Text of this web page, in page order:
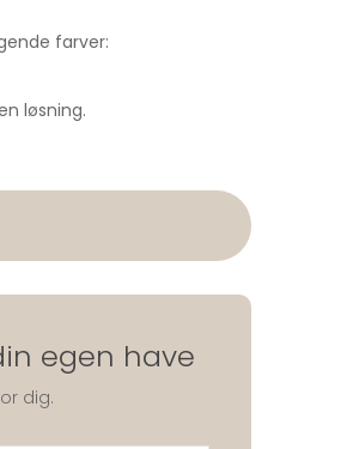
farver:
løsning.
egen have
dig.